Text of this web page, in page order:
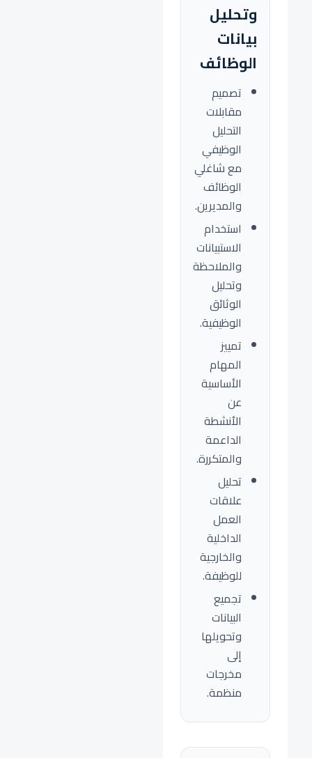
وتحليل
بيانات
الوظائف
تصميم
مقابلات
التحليل
الوظيفي
مع شاغلي
الوظائف
والمديرين.
استخدام
الاستبيانات
والملاحظة
وتحليل
الوثائق
الوظيفية.
تمييز
المهام
الأساسية
عن
الأنشطة
الداعمة
والمتكررة.
تحليل
علاقات
العمل
الداخلية
والخارجية
للوظيفة.
تجميع
البيانات
وتحويلها
إلى
مخرجات
منظمة.